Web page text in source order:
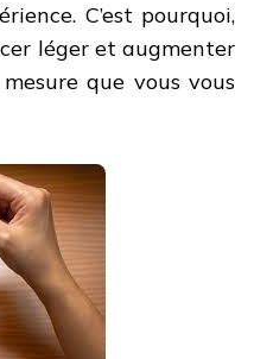
C’est pourquoi,
léger et augmenter
que vous vous